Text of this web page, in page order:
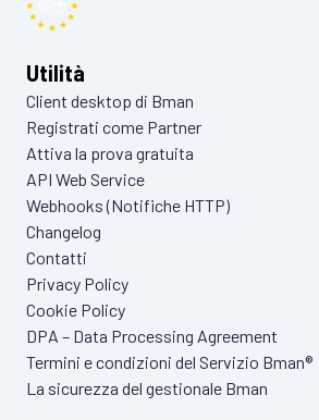
Utilità
Client desktop di Bman
Registrati come Partner
Attiva la prova gratuita
API Web Service
Webhooks (Notifiche HTTP)
Changelog
Contatti
Privacy Policy
Cookie Policy
DPA – Data Processing Agreement
Termini e condizioni del Servizio Bman®
La sicurezza del gestionale Bman